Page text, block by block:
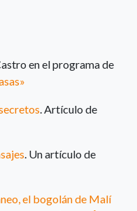
en el programa de
. Artículo de
. Un artículo de
el bogolán de Malí